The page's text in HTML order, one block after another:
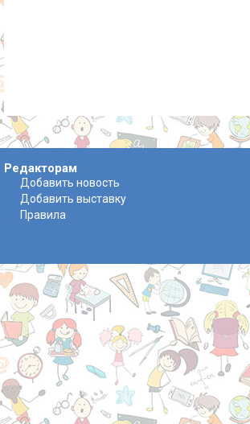
Редакторам
Добавить новость
Добавить выставку
Правила